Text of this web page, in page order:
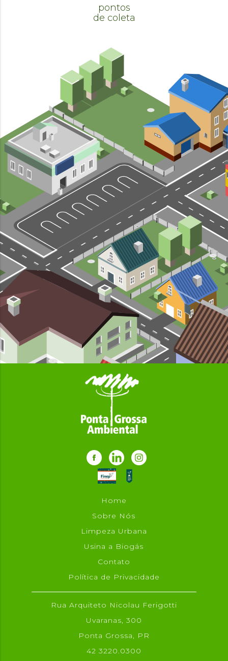
pontos
de coleta
Home
Sobre Nós
Limpeza Urbana
Usina a Biogás
Contato
Política de Privacidade
Rua Arquiteto Nicolau Ferigotti
Uvaranas, 300
Ponta Grossa, PR
42 3220.0300